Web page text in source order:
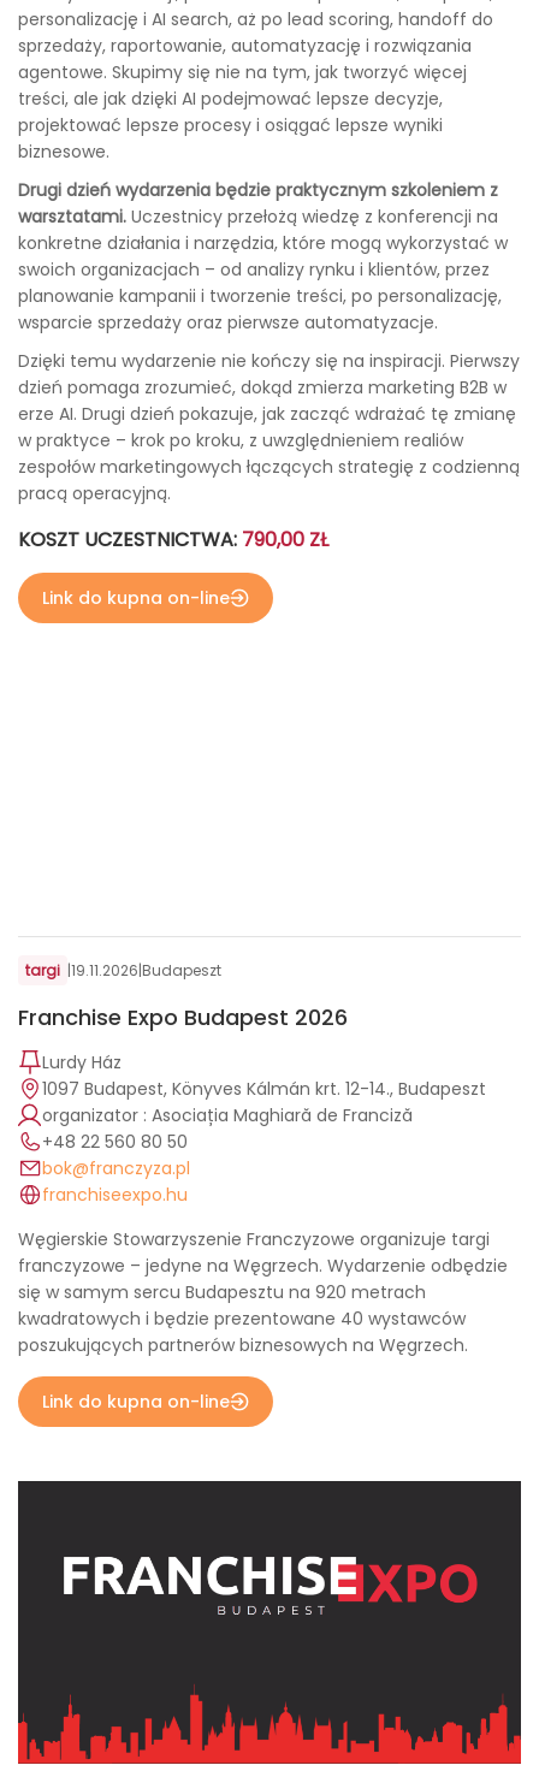
personalizację i AI search, aż po lead scoring, handoff do
sprzedaży, raportowanie, automatyzację i rozwiązania
agentowe. Skupimy się nie na tym, jak tworzyć więcej
treści, ale jak dzięki AI podejmować lepsze decyzje,
projektować lepsze procesy i osiągać lepsze wyniki
biznesowe.
Drugi dzień wydarzenia będzie praktycznym szkoleniem z
warsztatami. Uczestnicy przełożą wiedzę z konferencji na
konkretne działania i narzędzia, które mogą wykorzystać w
swoich organizacjach – od analizy rynku i klientów, przez
planowanie kampanii i tworzenie treści, po personalizację,
wsparcie sprzedaży oraz pierwsze automatyzacje.
Dzięki temu wydarzenie nie kończy się na inspiracji. Pierwszy
dzień pomaga zrozumieć, dokąd zmierza marketing B2B w
erze AI. Drugi dzień pokazuje, jak zacząć wdrażać tę zmianę
w praktyce – krok po kroku, z uwzględnieniem realiów
zespołów marketingowych łączących strategię z codzienną
pracą operacyjną.
KOSZT UCZESTNICTWA: 790,00 ZŁ
Link do kupna on-line
targi |19.11.2026|Budapeszt
Franchise Expo Budapest 2026
Lurdy Ház
1097 Budapest, Könyves Kálmán krt. 12-14., Budapeszt
organizator : Asociația Maghiară de Franciză
+48 22 560 80 50
bok@franczyza.pl
franchiseexpo.hu
Węgierskie Stowarzyszenie Franczyzowe organizuje targi
franczyzowe – jedyne na Węgrzech. Wydarzenie odbędzie
się w samym sercu Budapesztu na 920 metrach
kwadratowych i będzie prezentowane 40 wystawców
poszukujących partnerów biznesowych na Węgrzech.
Link do kupna on-line